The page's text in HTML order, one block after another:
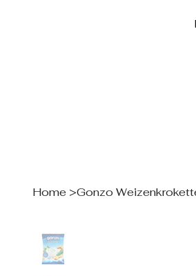
Home >Gonzo